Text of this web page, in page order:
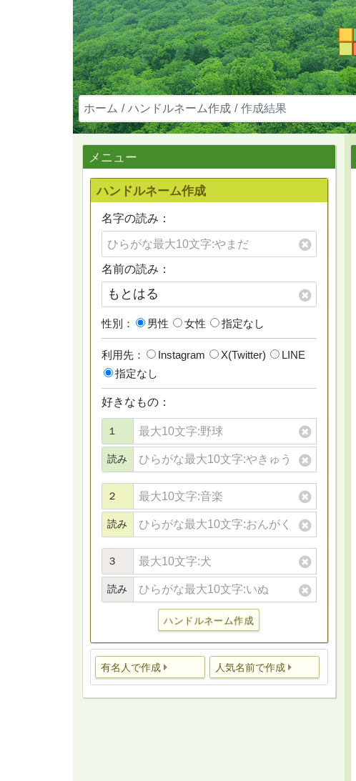
ホーム ハンドルネーム作成 作成結果
メニュー
ハンドルネーム作成
名字の読み：
名前の読み：
性別： 男性 女性 指定なし
利用先： Instagram X(Twitter)
LINE
指定なし
好きなもの：
１
読み
２
読み
３
読み
ハンドルネーム作成
有名人で作成 人気名前で作成